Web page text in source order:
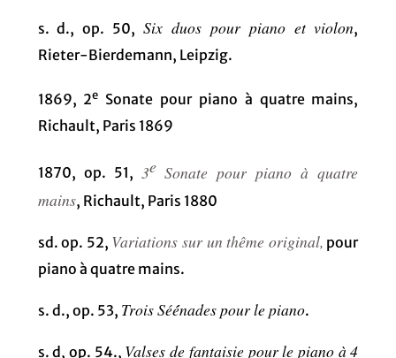
s. d., op. 50,Six duos pour piano et violon,
Rieter-Bierdemann, Leipzig.
1869, 2e Sonate pour piano à quatre mains,
Richault, Paris 1869
1870, op. 51, 3e Sonate pour piano à quatre
mains, Richault, Paris 1880
sd. op. 52, Variations sur un thême original, pour
piano à quatre mains.
s. d., op. 53, Trois Séé́nades pour le piano.
s. d, op. 54., Valses de fantaisie pour le piano à 4